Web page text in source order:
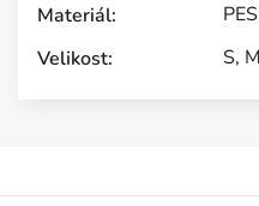
Materiál:
PES
Velikost: S, M